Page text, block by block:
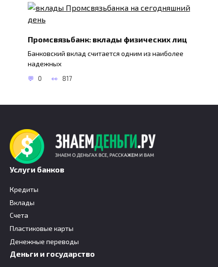
Промсвязьбанк: вклады физических лиц
Банковский вклад считается одним из наиболее
надежных
0 817
Услуги банков
Кредиты
Вклады
Счета
Пластиковые карты
Денежные переводы
Деньги и государство